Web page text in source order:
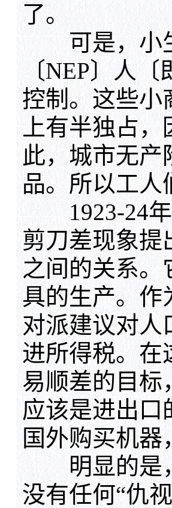
了。
可是，小生
〔NEP〕人
控制。这些小
上有半独占
此，城市无
品。所以工人
1923-24年
剪刀差现象提
之间的关系。
具的生产。作
对派建议对人
进所得税。在
易顺差的目标
应该是进出口
国外购买机
明显的是，
没有任何“仇